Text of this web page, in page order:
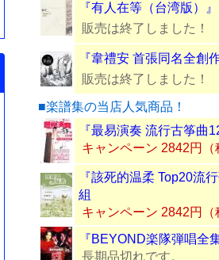
『有人在等（台湾版）
販売は終了しました！
『韋禮安 首張同名全創
販売は終了しました！
■楽譜集の当店人気商品！
『最易演奏 流行古筝曲
キャンペーン 2842円（
『該死的温柔 Top20流
組
キャンペーン 2842円（
『BEYOND楽隊弾唱全
長期品切れです。